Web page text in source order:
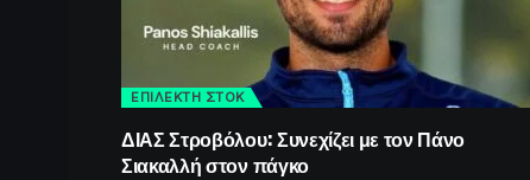
ΕΠΙΛΕΚΤΗ ΣΤΟΚ
ΔΙΑΣ Στροβόλου: Συνεχίζει με τον Πάνο
Σιακαλλή στον πάγκο